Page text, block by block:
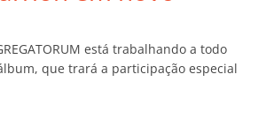
está trabalhando a todo
que trará a participação especial